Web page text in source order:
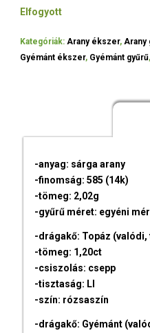
Elfogyott
Kategóriák:Arany ékszer,Arany
Gyémánt ékszer, Gyémánt gyűrű,
-anyag: sárga arany
-finomság: 585 (14k)
-tömeg: 2,02g
-gyűrű méret: egyéni
-drágakő: Topáz
-tömeg: 1,20ct
-csiszolás: csepp
-tisztaság: LI
-szín: rózsaszín
-drágakő: Gyémánt